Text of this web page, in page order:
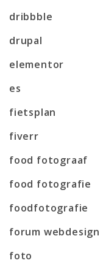
dribbble
drupal
elementor
es
fietsplan
fiverr
food fotograaf
food fotografie
foodfotografie
forum webdesign
foto